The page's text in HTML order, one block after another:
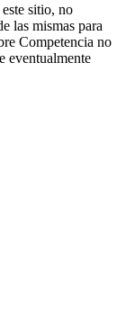
sitio, no
las mismas para
Competencia no
eventualmente